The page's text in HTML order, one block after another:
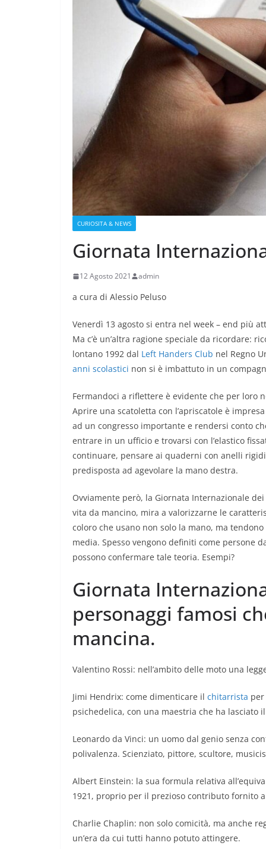
CURIOSITA & NEWS
Giornata
12 Agosto 2021 admin
a cura di Alessio Peluso
Venerdì 13 agosto si entra nel week – end più
Ma c’è un’altra ragione speciale da ricordare:
lontano 1992 dal Left Handers Club nel Regno
anni scolastici non si è imbattuto in un
Fermandoci a riflettere è evidente che per loro
Aprire una scatoletta con l’apriscatole è
ad un congresso importante e rendersi conto
entrare in un ufficio e trovarsi con l’elastico
continuare, pensare ai quaderni con anelli
predisposta ad agevolare la mano destra.
Ovviamente però, la Giornata Internazionale
vita da mancino, mira a valorizzarne le
coloro che usano non solo la mano, ma
media. Spesso vengono definiti come persone
possono confermare tale teoria. Esempi?
Giornata
personaggi famosi
mancina.
Valentino Rossi: nell’ambito delle moto una
Jimi Hendrix: come dimenticare il chitarrista
psichedelica, con una maestria che ha lasciato
Leonardo da Vinci: un uomo dal genio senza
polivalenza. Scienziato, pittore, scultore,
Albert Einstein: la sua formula relativa
1921, proprio per il prezioso contributo fornito
Charlie Chaplin: non solo comicità, ma anche
un’era da cui tutti hanno potuto attingere.